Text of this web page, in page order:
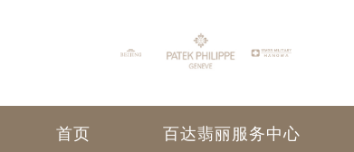
首页 百达翡丽服务中心